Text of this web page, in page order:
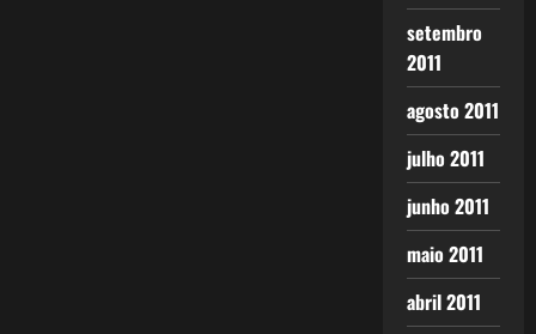
setembro
2011
agosto 2011
julho 2011
junho 2011
maio 2011
abril 2011